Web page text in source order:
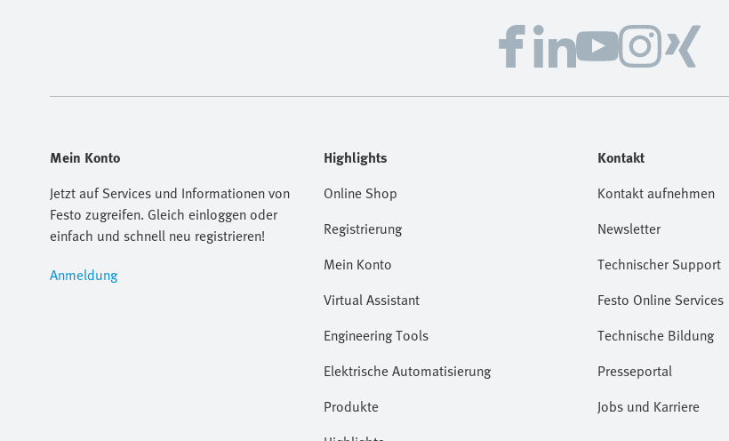
Mein Konto
Jetzt auf Services und Informationen von
Festo zugreifen. Gleich einloggen oder
einfach und schnell neu registrieren!
Anmeldung
Highlights
Online Shop
Registrierung
Mein Konto
Virtual Assistant
Engineering Tools
Elektrische Automatisierung
Produkte
Kontakt
Kontakt aufnehmen
Newsletter
Technischer Support
Festo Online Services
Technische Bildung
Presseportal
Jobs und Karriere